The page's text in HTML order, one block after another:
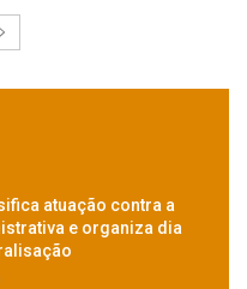
atuação contra a
e organiza dia